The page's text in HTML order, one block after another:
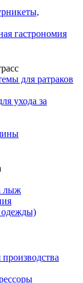
гастрономия
для ратраков
ухода за
лыж